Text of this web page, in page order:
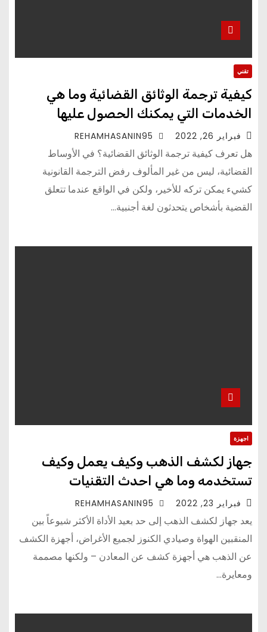
تقني
كيفية ترجمة الوثائق القضائية وما هي
الخدمات التي يمكنك الحصول عليها
فبراير 26, 2022
هل تعرف كيفية ترجمة الوثائق القضائية؟ في الأوساط
القضائية، ليس من غير المألوف رفض الترجمة القانونية
كشيء يمكن تركه للأخير، ولكن في الواقع عندما تتعلق
القضية بأشخاص يتحدثون لغة أجنبية…
اجهزة
جهاز لكشف الذهب وكيف يعمل وكيف
تستخدمه وما هي احدث التقنيات
فبراير 23, 2022
يعد جهاز لكشف الذهب إلى حد بعيد الأداة الأكثر شيوعاً بين
المنقبين الهواة وصيادي الكنوز لجميع الأغراض، أجهزة الكشف
عن الذهب هي أجهزة كشف عن المعادن – ولكنها مصممة
ومعايرة…